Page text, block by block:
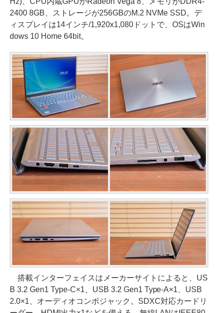
2400 8GB、ストレージが256GBのM.2 NVMe SSD。デ
ィスプレイは14インチ/1,920x1,080ドットで、OSはWin
dows 10 Home 64bit。
搭載インターフェイスはメーカーサイトによると、US
B 3.2 Gen1 Type-C×1、USB 3.2 Gen1 Type-A×1、USB
2.0×1、オーディオコンボジャック。SDXC対応カードリ